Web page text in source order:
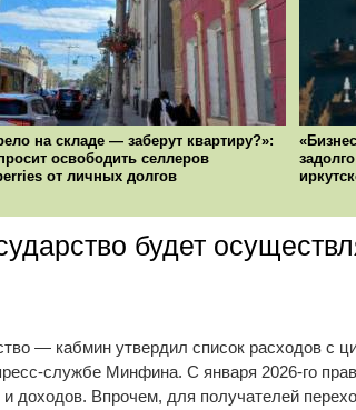
на складе — заберут квартиру?»:
освободить селлеров
от личных долгов
будет
— кабмин утвердил список расходов с
службе Минфина. С января 2026-го
доходов. Впрочем, для получателей